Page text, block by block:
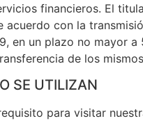
financieros. El
acuerdo con la
en un plazo no mayor
de los
SE UTILIZAN
para visitar